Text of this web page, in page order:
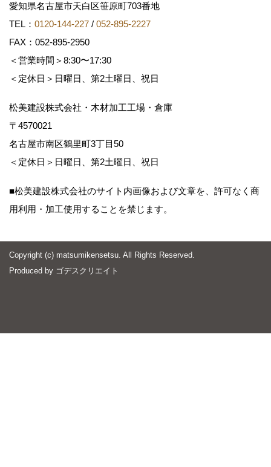
愛知県名古屋市天白区笹原町703番地
TEL： 0120-144-227 / 052-895-2227
FAX：052-895-2950
＜営業時間＞8:30〜17:30
＜定休日＞日曜日、第2土曜日、祝日
松美建設株式会社・木材加工工場・倉庫
〒4570021
名古屋市南区鶴里町3丁目50
＜定休日＞日曜日、第2土曜日、祝日
■松美建設株式会社のサイト内画像および文章を、許可なく商
用利用・加工使用することを禁じます。
Copyright (c) matsumikensetsu. All Rights Reserved.
Produced by ゴデスクリエイト